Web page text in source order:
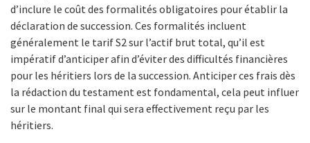
d’inclure le coût des formalités obligatoires pour établir la
déclaration de succession. Ces formalités incluent
généralement le tarif S2 sur l’actif brut total, qu’il est
impératif d’anticiper afin d’éviter des difficultés financières
pour les héritiers lors de la succession. Anticiper ces frais dès
la rédaction du testament est fondamental, cela peut influer
sur le montant final qui sera effectivement reçu par les
héritiers.